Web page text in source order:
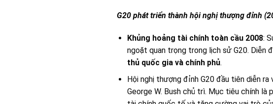
G20 phát triển thành hội nghị thượng đỉnh
Khủng hoảng tài chính toàn cầu 2008:
ngoặt quan trọng trong lịch sử G20. Diễn
thủ quốc gia và chính phủ.
Hội nghị thượng đỉnh G20 đầu tiên diễn ra
George W. Bush chủ trì. Mục tiêu chính là